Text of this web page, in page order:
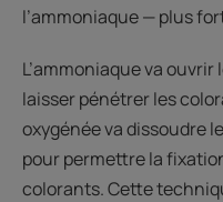
l’ammoniaque — plus
L’ammoniaque va
laisser pénétrer les
oxygénée va dissoudre
pour permettre la
colorants. Cette